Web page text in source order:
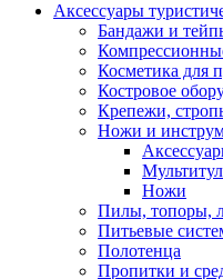
Аксессуары
Бандажи и
Косметика для
Костровое
Крепежи,
Ножи и
Ножи
Пилы, топоры,
Питьевые
Полотенца
Пропитки и